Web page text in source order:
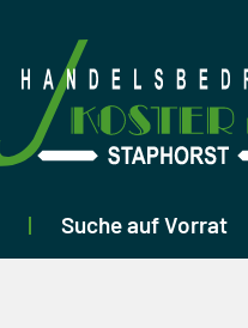
Suche auf Vorrat